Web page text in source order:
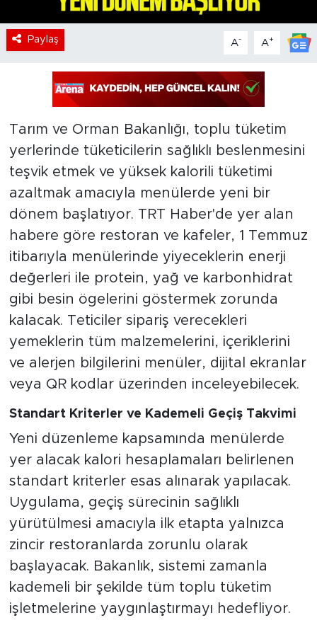
Paylaş A- A+
Tarım ve Orman Bakanlığı, toplu tüketim
yerlerinde tüketicilerin sağlıklı beslenmesini
teşvik etmek ve yüksek kalorili tüketimi
azaltmak amacıyla menülerde yeni bir
dönem başlatıyor. TRT Haber'de yer alan
habere göre restoran ve kafeler, 1 Temmuz
itibarıyla menülerinde yiyeceklerin enerji
değerleri ile protein, yağ ve karbonhidrat
gibi besin ögelerini göstermek zorunda
kalacak. Teticiler sipariş verecekleri
yemeklerin tüm malzemelerini, içeriklerini
ve alerjen bilgilerini menüler, dijital ekranlar
veya QR kodlar üzerinden inceleyebilecek.
Standart Kriterler ve Kademeli Geçiş Takvimi
Yeni düzenleme kapsamında menülerde
yer alacak kalori hesaplamaları belirlenen
standart kriterler esas alınarak yapılacak.
Uygulama, geçiş sürecinin sağlıklı
yürütülmesi amacıyla ilk etapta yalnızca
zincir restoranlarda zorunlu olarak
başlayacak. Bakanlık, sistemi zamanla
kademeli bir şekilde tüm toplu tüketim
işletmelerine yaygınlaştırmayı hedefliyor.